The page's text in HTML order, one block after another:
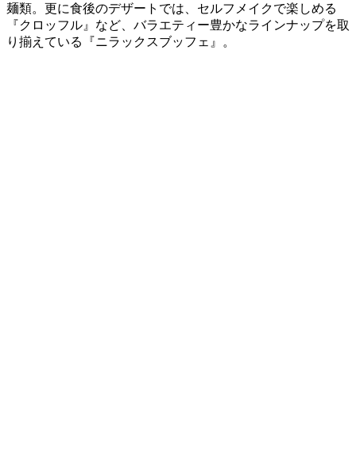
麺類。更に食後のデザートでは、セルフメイクで楽しめる
『クロッフル』など、バラエティー豊かなラインナップを取
り揃えている『ニラックスブッフェ』。